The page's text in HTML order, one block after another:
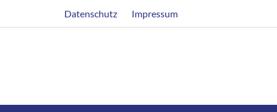
Datenschutz Impressum